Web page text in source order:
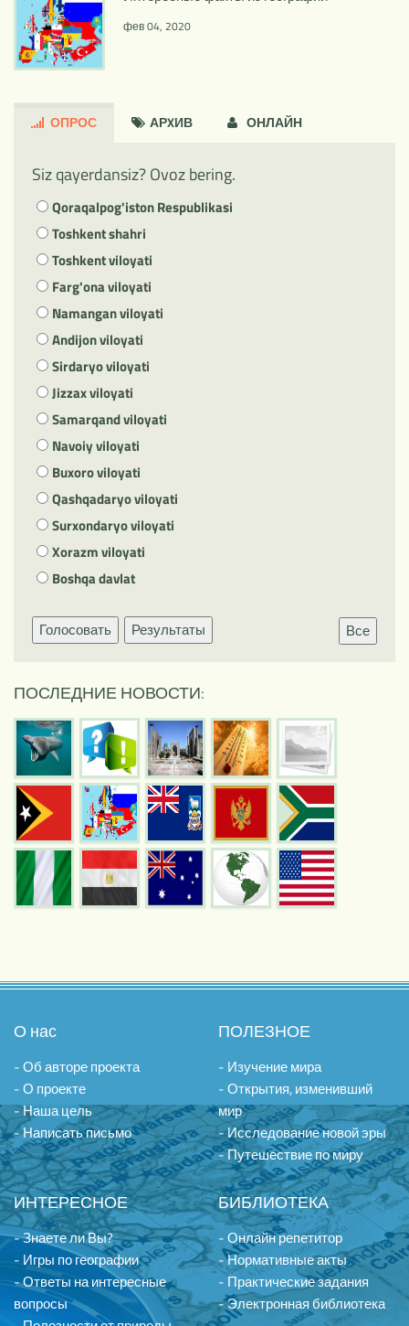
фев 04, 2020
ОПРОС АРXИВ ОНЛАЙН
Siz qayerdansiz? Ovoz bering.
Qoraqalpog'iston Respublikasi
Toshkent shahri
Toshkent viloyati
Farg'ona viloyati
Namangan viloyati
Andijon viloyati
Sirdaryo viloyati
Jizzax viloyati
Samarqand viloyati
Navoiy viloyati
Buxoro viloyati
Qashqadaryo viloyati
Surxondaryo viloyati
Xorazm viloyati
Boshqa davlat
Голосовать Результаты Все
ПОСЛЕДНИЕ НОВОСТИ:
О нас
- Об авторе проекта
- О проекте
- Наша цель
- Написать письмо
ПОЛЕЗНОЕ
- Изучение мира
- Открытия, изменивший
мир
- Исследование новой эры
- Путешествие по миру
ИНТЕРЕСНОЕ
- Знаете ли Вы?
- Игры по географии
- Ответы на интересные
вопросы
БИБЛИОТЕКА
- Онлайн репетитор
- Нормативные акты
- Практические задания
- Электронная библиотека